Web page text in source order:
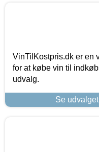
VinTilKostpris.dk er en
for at købe vin til
udvalg.
Se